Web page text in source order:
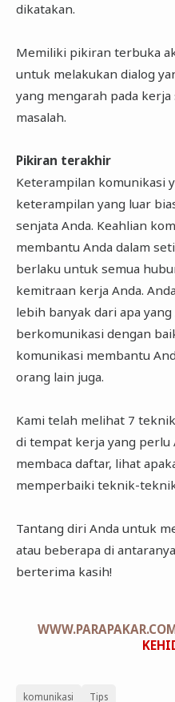
dikatakan.
Memiliki pikiran terbuka
untuk melakukan dialog
yang mengarah pada
masalah.
Pikiran terakhir
Keterampilan komunikasi
keterampilan yang luar
senjata Anda. Keahlian
membantu Anda dalam
berlaku untuk semua
kemitraan kerja Anda.
lebih banyak dari apa
berkomunikasi dengan
komunikasi membantu
orang lain juga.
Kami telah melihat 7
di tempat kerja yang perlu
membaca daftar, lihat
memperbaiki teknik-teknik
Tantang diri Anda untuk
atau beberapa di
berterima kasih!
komunikasi Tips